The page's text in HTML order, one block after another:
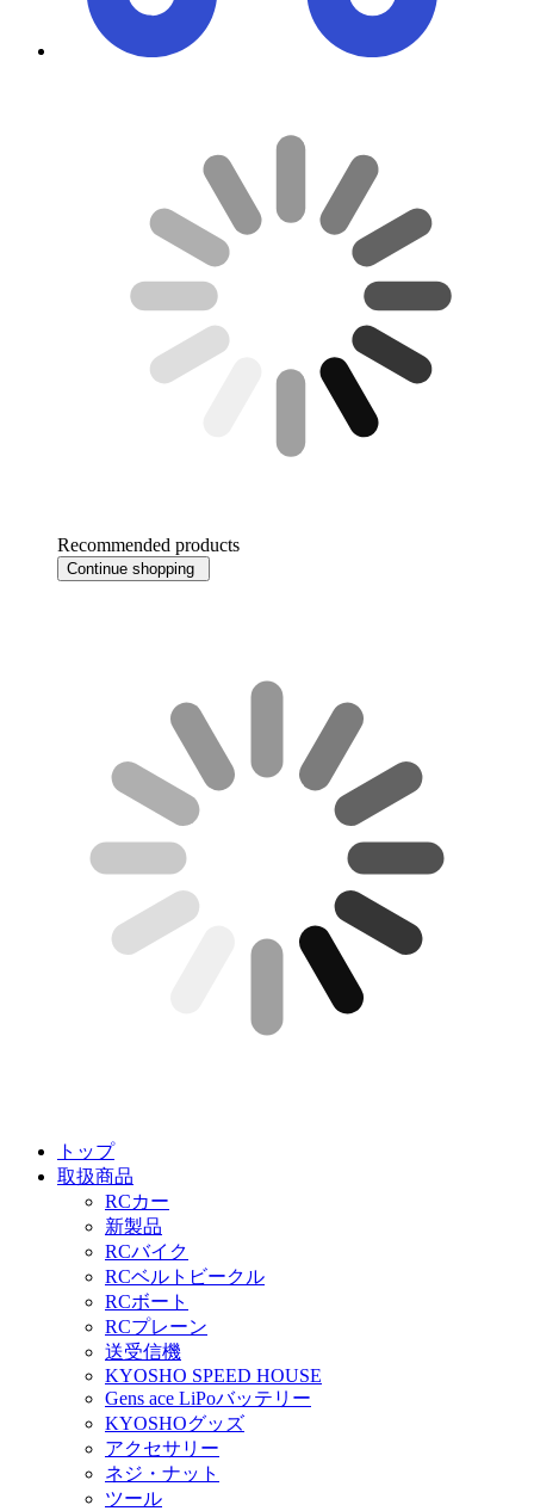
Recommended products
Continue shopping
トップ
取扱商品
RCカー
新製品
RCバイク
RCベルトビークル
RCボート
RCプレーン
送受信機
KYOSHO SPEED HOUSE
Gens ace LiPoバッテリー
KYOSHOグッズ
アクセサリー
ネジ・ナット
ツール